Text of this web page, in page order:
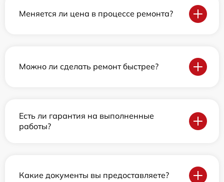
Меняется ли цена в процессе ремонта?
Можно ли сделать ремонт быстрее?
Есть ли гарантия на выполненные
работы?
Какие документы вы предоставляете?